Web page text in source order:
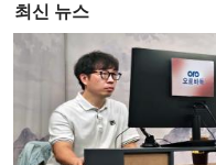
최신 뉴스